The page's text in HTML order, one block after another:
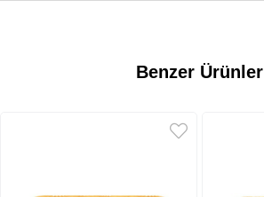
Benzer Ürünler